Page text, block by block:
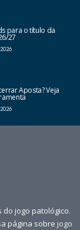
para o título da
27
Aposta? Veja
jogo patológico.
página sobre jogo